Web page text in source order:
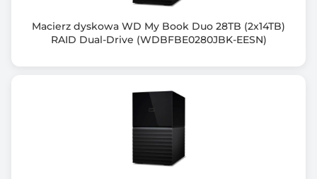
Zgodność z Onvif
Wymiary [W x S x G] (mm)
88,3 × 481,07 × 515,02
Macierz dyskowa WD My Book Duo 28TB (2x14TB)
RAID Dual-Drive (WDBFBE0280JBK-EESN)